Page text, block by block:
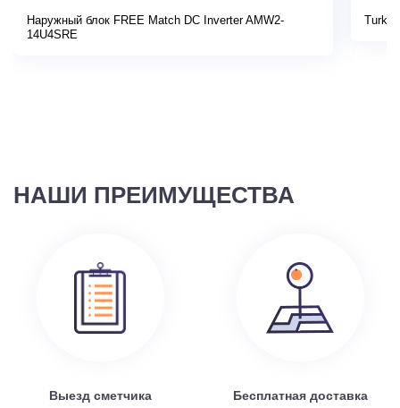
Наружный блок FREE Match DC Inverter AMW2-
14U4SRE
НАШИ ПРЕИМУЩЕСТВА
Выезд сметчика Бесплатная доставка